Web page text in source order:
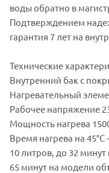
воды обратно в
Подтверждением
гарантия 7 лет на
Технические
Внутренний бак с
Нагревательный
Рабочее напряжение
Мощность нагрева
Время нагрева на
10 литров, до 32
65 минут на модели